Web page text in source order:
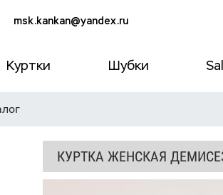
msk.kankan@yandex.ru
Куртки Шубки
КУРТКА ЖЕНСКАЯ